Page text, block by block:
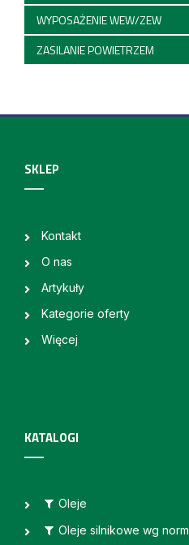
WYPOSAŻENIE WEW/ZEW
ZASILANIE POWIETRZEM
SKLEP
Kontakt
O nas
Artykuły
Kategorie oferty
Więcej
KATALOGI
Oleje
Oleje silnikowe wg norm